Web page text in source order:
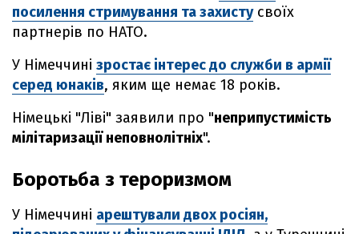
посилення стримування та захистусвоїх
партнерів по НАТО.
У Німеччині зростає інтерес до служби в армії
серед юнаків, яким ще немає 18 років.
Німецькі "Ліві" заявили про "неприпустимість
мілітаризації неповнолітніх".
Боротьба з тероризмом
У Німеччині арештували двох росіян,